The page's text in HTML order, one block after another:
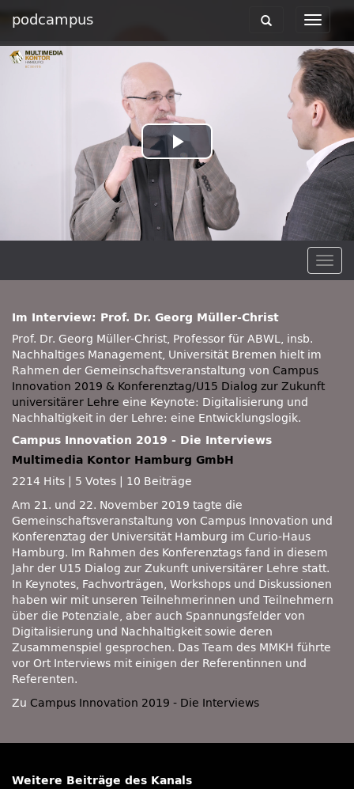
podcampus
Toggle
Toggle
Play
Video
Im Interview: Prof. Dr. Georg Müller-Christ
Prof. Dr. Georg Müller-Christ, Professor für ABWL, insb.
Nachhaltiges Management, Universität Bremen hielt im
Rahmen der Gemeinschaftsveranstaltung von Campus
Innovation 2019 & Konferenztag/U15 Dialog zur Zukunft
universitärer Lehre eine Keynote: Digitalisierung und
Nachhaltigkeit in der Lehre: eine Entwicklungslogik.
Campus Innovation 2019 - Die Interviews
Multimedia Kontor Hamburg GmbH
2214 Hits
5 Votes
10 Beiträge
Am 21. und 22. November 2019 tagte die
Gemeinschaftsveranstaltung von Campus Innovation und
Konferenztag der Universität Hamburg im Curio-Haus
Hamburg. Im Rahmen des Konferenztags fand in diesem
Jahr der U15 Dialog zur Zukunft universitärer Lehre statt.
In Keynotes, Fachvorträgen, Workshops und Diskussionen
haben wir mit unseren Teilnehmerinnen und Teilnehmern
über die Potenziale, aber auch Spannungsfelder von
Digitalisierung und Nachhaltigkeit sowie deren
Zusammenspiel gesprochen. Das Team des MMKH führte
vor Ort Interviews mit einigen der Referentinnen und
Referenten.
Zu Campus Innovation 2019 - Die Interviews
Weitere Beiträge des Kanals